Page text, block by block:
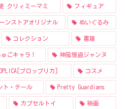
クリィミーマミ フィギュア
ンストアオリジナル ぬいぐるみ
コレクション 書籍
ゅごキャラ！ 神風怪盗ジャンヌ
プロップリカ] コスメ
ト・テール Pretty Guardians
カプセルトイ 映画